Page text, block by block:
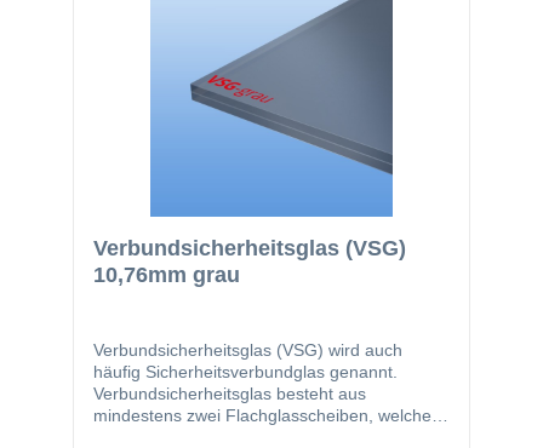
Verbundsicherheitsglas (VSG)
10,76mm grau
Verbundsicherheitsglas (VSG) wird auch
häufig Sicherheitsverbundglas genannt.
Verbundsicherheitsglas besteht aus
mindestens zwei Flachglasscheiben, welche